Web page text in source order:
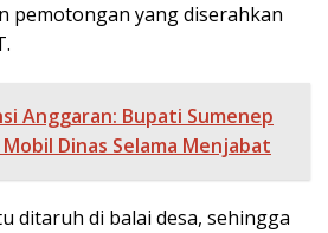
pemotongan yang diserahkan
Anggaran: Bupati Sumenep
Dinas Selama Menjabat
ditaruh di balai desa, sehingga